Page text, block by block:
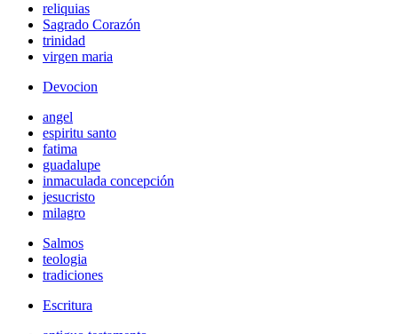
reliquias
Sagrado Corazón
trinidad
virgen maria
Devocion
angel
espiritu santo
fatima
guadalupe
inmaculada concepción
jesucristo
milagro
Salmos
teologia
tradiciones
Escritura